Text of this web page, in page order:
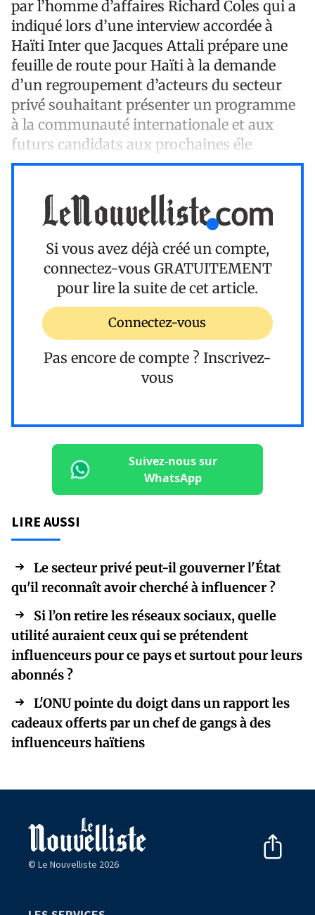
par l’homme d’affaires Richard Coles qui a
indiqué lors d’une interview accordée à
Haïti Inter que Jacques Attali prépare une
feuille de route pour Haïti à la demande
d’un regroupement d’acteurs du secteur
privé souhaitant présenter un programme
à la communauté internationale et aux
futurs candidats aux prochaines éle
Si vous avez déjà créé un compte,
connectez-vous GRATUITEMENT
pour lire la suite de cet article.
Connectez-vous
Pas encore de compte ? Inscrivez-
vous
Suivez-nous sur
WhatsApp
LIRE AUSSI
Le secteur privé peut-il gouverner l'État
qu'il reconnaît avoir cherché à influencer ?
Si l’on retire les réseaux sociaux, quelle
utilité auraient ceux qui se prétendent
influenceurs pour ce pays et surtout pour leurs
abonnés ?
L'ONU pointe du doigt dans un rapport les
cadeaux offerts par un chef de gangs à des
influenceurs haïtiens
© Le Nouvelliste 2026